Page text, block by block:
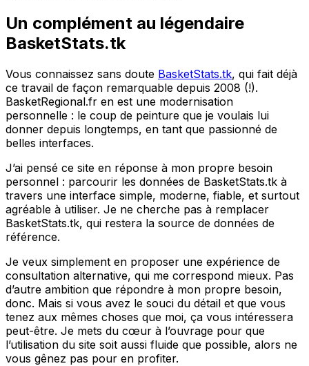
Un complément au légendaire
BasketStats.tk
Vous connaissez sans doute BasketStats.tk, qui fait déjà
ce travail de façon remarquable depuis 2008 (!).
BasketRegional.fr en est une modernisation
personnelle : le coup de peinture que je voulais lui
donner depuis longtemps, en tant que passionné de
belles interfaces.
J’ai pensé ce site en réponse à mon propre besoin
personnel : parcourir les données de BasketStats.tk à
travers une interface simple, moderne, fiable, et surtout
agréable à utiliser. Je ne cherche pas à remplacer
BasketStats.tk, qui restera la source de données de
référence.
Je veux simplement en proposer une expérience de
consultation alternative, qui me correspond mieux. Pas
d’autre ambition que répondre à mon propre besoin,
donc. Mais si vous avez le souci du détail et que vous
tenez aux mêmes choses que moi, ça vous intéressera
peut-être. Je mets du cœur à l’ouvrage pour que
l’utilisation du site soit aussi fluide que possible, alors ne
vous gênez pas pour en profiter.